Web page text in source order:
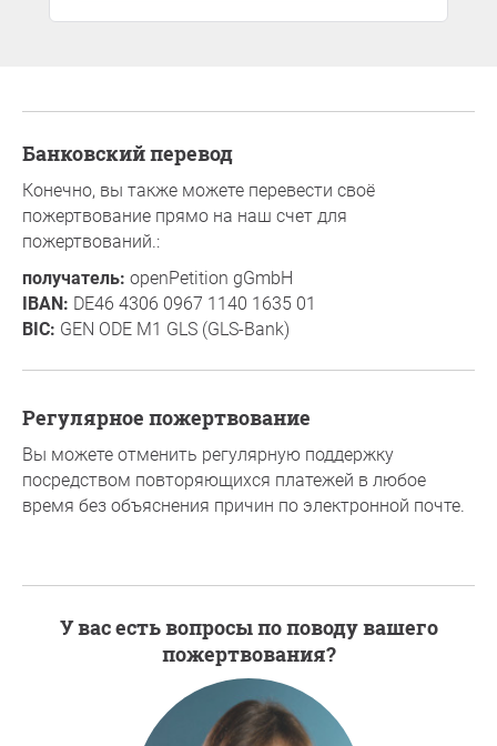
Банковский перевод
Конечно, вы также можете перевести своё
пожертвование прямо на наш счет для
пожертвований.:
получатель: openPetition gGmbH
IBAN: DE46 4306 0967 1140 1635 01
BIC: GEN ODE M1 GLS (GLS-Bank)
Регулярное пожертвование
Вы можете отменить регулярную поддержку
посредством повторяющихся платежей в любое
время без объяснения причин по электронной почте.
У вас есть вопросы по поводу вашего
пожертвования?